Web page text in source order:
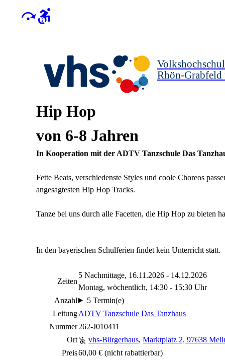
Rhön-Grabfeld
Hip Hop
von 6-8 Jahren
In Kooperation mit der ADTV Tanzschule Das
Fette Beats, verschiedenste Styles und coole Choreos
angesagtesten Hip Hop Tracks.
Tanze bei uns durch alle Facetten, die Hip Hop zu bieten
In den bayerischen Schulferien findet kein Unterricht statt.
Zeiten
5 Nachmittage, 16.11.2026 - 14.12.2026
Montag, wöchentlich, 14:30 - 15:30 Uhr
Anzahl
5 Termin(e)
LeitungADTV Tanzschule Das Tanzhaus
Nummer262-J010411
Ort
vhs-Bürgerhaus, Marktplatz 2, 97638
Preis60,00 € (nicht rabattierbar)